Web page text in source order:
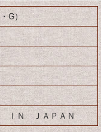
G）
ＩＮ ＪＡＰＡＮ